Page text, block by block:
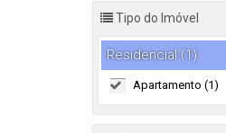
Tipo do Imóvel
Residencial (1)
Apartamento (1)